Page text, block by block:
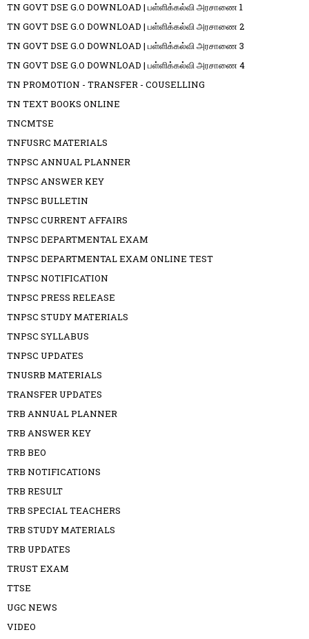
TN GOVT DSE G.O DOWNLOAD | பள்ளிக்கல்வி அரசாணை 1
TN GOVT DSE G.O DOWNLOAD | பள்ளிக்கல்வி அரசாணை 2
TN GOVT DSE G.O DOWNLOAD | பள்ளிக்கல்வி அரசாணை 3
TN GOVT DSE G.O DOWNLOAD | பள்ளிக்கல்வி அரசாணை 4
TN PROMOTION - TRANSFER - COUSELLING
TN TEXT BOOKS ONLINE
TNCMTSE
TNFUSRC MATERIALS
TNPSC ANNUAL PLANNER
TNPSC ANSWER KEY
TNPSC BULLETIN
TNPSC CURRENT AFFAIRS
TNPSC DEPARTMENTAL EXAM
TNPSC DEPARTMENTAL EXAM ONLINE TEST
TNPSC NOTIFICATION
TNPSC PRESS RELEASE
TNPSC STUDY MATERIALS
TNPSC SYLLABUS
TNPSC UPDATES
TNUSRB MATERIALS
TRANSFER UPDATES
TRB ANNUAL PLANNER
TRB ANSWER KEY
TRB BEO
TRB NOTIFICATIONS
TRB RESULT
TRB SPECIAL TEACHERS
TRB STUDY MATERIALS
TRB UPDATES
TRUST EXAM
TTSE
UGC NEWS
VIDEO